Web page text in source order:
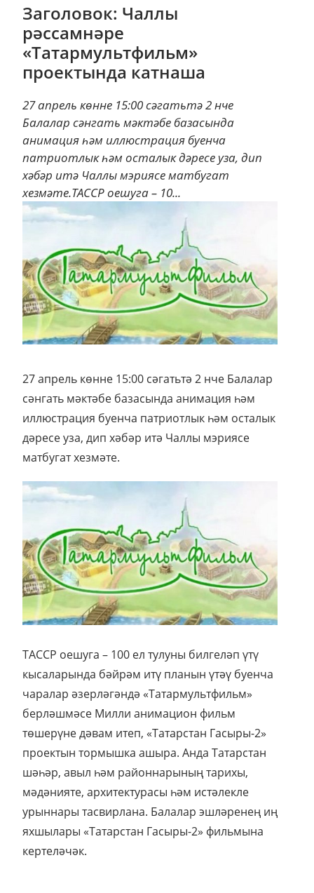
Заголовок: Чаллы
рәссамнәре
«Татармультфильм»
проектында катнаша
27 апрель көнне 15:00 сәгатьтә 2 нче
Балалар сәнгать мәктәбе базасында
анимация һәм иллюстрация буенча
патриотлык һәм осталык дәресе уза, дип
хәбәр итә Чаллы мэриясе матбугат
хезмәте.ТАССР оешуга – 10...
27 апрель көнне 15:00 сәгатьтә 2 нче Балалар
сәнгать мәктәбе базасында анимация һәм
иллюстрация буенча патриотлык һәм осталык
дәресе уза, дип хәбәр итә Чаллы мэриясе
матбугат хезмәте.
ТАССР оешуга – 100 ел тулуны билгеләп үтү
кысаларында бәйрәм итү планын үтәү буенча
чаралар әзерләгәндә «Татармультфильм»
берләшмәсе Милли анимацион фильм
төшерүне дәвам итеп, «Татарстан Гасыры-2»
проектын тормышка ашыра. Анда Татарстан
шәһәр, авыл һәм районнарының тарихы,
мәдәнияте, архитектурасы һәм истәлекле
урыннары тасвирлана. Балалар эшләренең иң
яхшылары «Татарстан Гасыры-2» фильмына
кертеләчәк.